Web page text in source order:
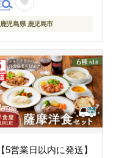
鹿児島県 鹿児島市
【5営業日以内に発送】